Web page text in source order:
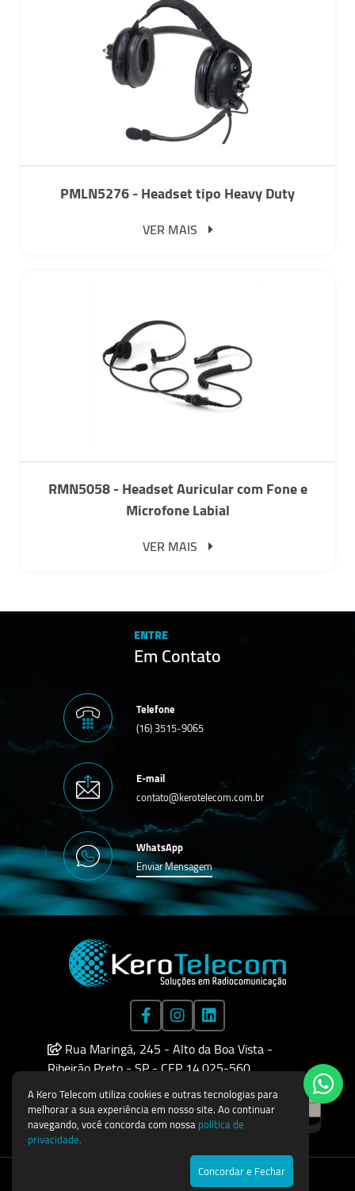
PMLN5276 - Headset tipo Heavy Duty
VER MAIS
RMN5058 - Headset Auricular com Fone e
Microfone Labial
VER MAIS
ENTRE
Em Contato
Telefone
(16) 3515-9065
E-mail
contato@kerotelecom.com.br
WhatsApp
Enviar Mensagem
Rua Maringá, 245 - Alto da Boa Vista -
Ribeirão Preto - SP - CEP 14.025-560
Todos os direitos reservados © 2026
A Kero Telecom utiliza cookies e outras tecnologias para
melhorar a sua experiência em nosso site. Ao continuar
navegando, você concorda com nossapolítica de
privacidade.
Concordar e Fechar